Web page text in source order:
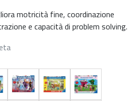
motricità fine, coordinazione
e capacità di problem solving.